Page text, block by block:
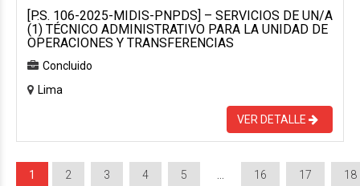
[P.S. 106-2025-MIDIS-PNPDS] – SERVICIOS DE UN/A
(1) TÉCNICO ADMINISTRATIVO PARA LA UNIDAD DE
OPERACIONES Y TRANSFERENCIAS
Concluido
Lima
VER DETALLE
1 2 3 4 5 16 17 18